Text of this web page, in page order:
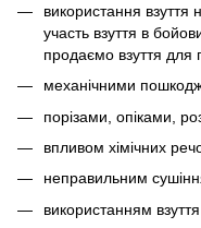
використання взуття
участь взуття в
продаємо взуття для
механічними
порізами, опіками,
впливом хімічних
неправильним
використанням